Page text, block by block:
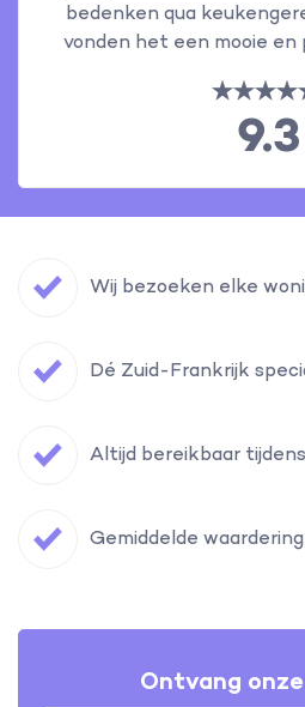
bedenken qua
vonden het een mooie en
9.3
Wij bezoeken elke
Dé Zuid-Frankrijk
Altijd bereikbaar
Gemiddelde
Ontvang